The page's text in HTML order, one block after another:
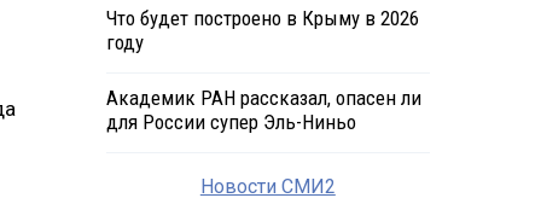
Что будет построено в Крыму в 2026
году
Академик РАН рассказал, опасен ли
для России супер Эль-Ниньо
Новости СМИ2